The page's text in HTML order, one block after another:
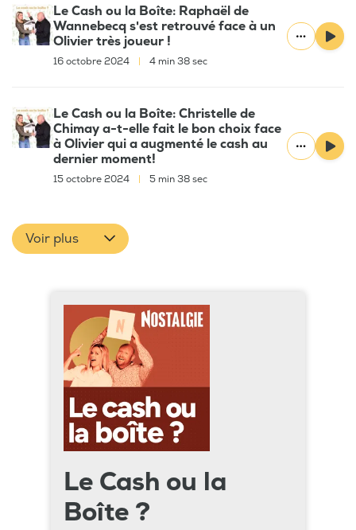
Le Cash ou la Boîte: Raphaël de
Wannebecq s'est retrouvé face à un
Olivier très joueur !
16 octobre 2024 4 min 38 sec
Le Cash ou la Boîte: Christelle de
Chimay a-t-elle fait le bon choix face
à Olivier qui a augmenté le cash au
dernier moment!
15 octobre 2024 5 min 38 sec
Voir plus
Le Cash ou la
Boîte ?